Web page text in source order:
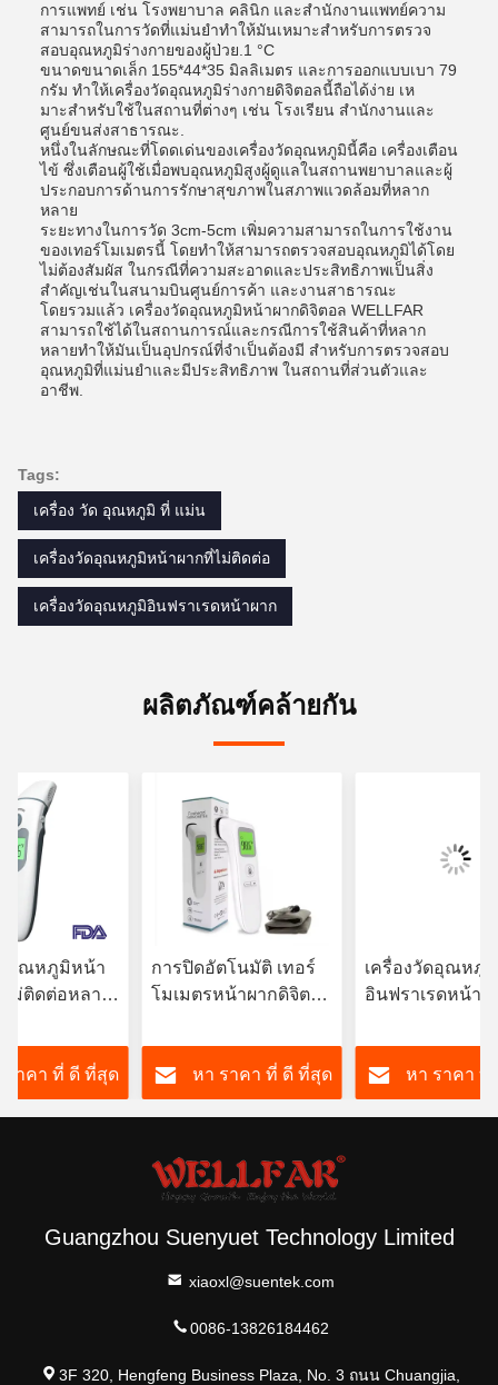
การแพทย์ เช่น โรงพยาบาล คลินิก และสํานักงานแพทย์ความ
สามารถในการวัดที่แม่นยําทําให้มันเหมาะสําหรับการตรวจ
สอบอุณหภูมิร่างกายของผู้ป่วย.1 °C
ขนาดขนาดเล็ก 155*44*35 มิลลิเมตร และการออกแบบเบา 79
กรัม ทําให้เครื่องวัดอุณหภูมิร่างกายดิจิตอลนี้ถือได้ง่าย เห
มาะสําหรับใช้ในสถานที่ต่างๆ เช่น โรงเรียน สํานักงานและ
ศูนย์ขนส่งสาธารณะ.
หนึ่งในลักษณะที่โดดเด่นของเครื่องวัดอุณหภูมินี้คือ เครื่องเตือน
ไข้ ซึ่งเตือนผู้ใช้เมื่อพบอุณหภูมิสูงผู้ดูแลในสถานพยาบาลและผู้
ประกอบการด้านการรักษาสุขภาพในสภาพแวดล้อมที่หลาก
หลาย
ระยะทางในการวัด 3cm-5cm เพิ่มความสามารถในการใช้งาน
ของเทอร์โมเมตรนี้ โดยทําให้สามารถตรวจสอบอุณหภูมิได้โดย
ไม่ต้องสัมผัส ในกรณีที่ความสะอาดและประสิทธิภาพเป็นสิ่ง
สําคัญเช่นในสนามบินศูนย์การค้า และงานสาธารณะ
โดยรวมแล้ว เครื่องวัดอุณหภูมิหน้าผากดิจิตอล WELLFAR
สามารถใช้ได้ในสถานการณ์และกรณีการใช้สินค้าที่หลาก
หลายทําให้มันเป็นอุปกรณ์ที่จําเป็นต้องมี สําหรับการตรวจสอบ
อุณหภูมิที่แม่นยําและมีประสิทธิภาพ ในสถานที่ส่วนตัวและ
อาชีพ.
Tags:
เครื่อง วัด อุณหภูมิ ที่ แม่น
เครื่องวัดอุณหภูมิหน้าผากที่ไม่ติดต่อ
เครื่องวัดอุณหภูมิอินฟราเรดหน้าผาก
ผลิตภัณฑ์คล้ายกัน
อุณหภูมิหน้า
ม่ติดต่อหลาย
ราคา ที่ ดี ที่สุด
การปิดอัตโนมัติ เทอร์
โมเมตรหน้าผากดิจิตอล
หา ราคา ที่ ดี ที่สุด
เครื่องวัดอุณหภูมิ
อินฟราเรดหน้าผ
ด้วยการปิดไฟอัต
15s
หา ราคา ที่
Guangzhou Suenyuet Technology Limited
xiaoxl@suentek.com
0086-13826184462
3F 320, Hengfeng Business Plaza, No. 3 ถนน Chuangjia,